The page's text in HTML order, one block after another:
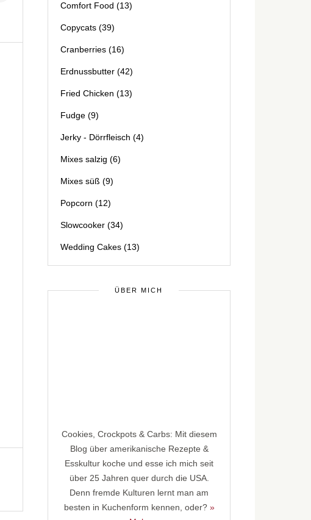
Comfort Food (13)
Copycats (39)
Cranberries (16)
Erdnussbutter (42)
Fried Chicken (13)
Fudge (9)
Jerky - Dörrfleisch (4)
Mixes salzig (6)
Mixes süß (9)
Popcorn (12)
Slowcooker (34)
Wedding Cakes (13)
ÜBER MICH
Cookies, Crockpots & Carbs: Mit diesem
Blog über amerikanische Rezepte &
Esskultur koche und esse ich mich seit
über 25 Jahren quer durch die USA.
Denn fremde Kulturen lernt man am
besten in Kuchenform kennen, oder? »